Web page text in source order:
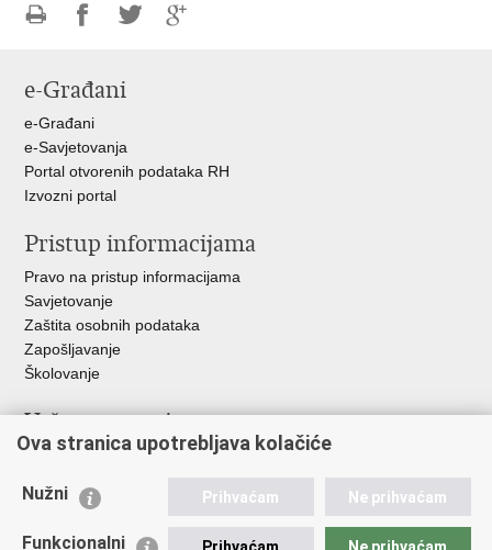
FacebookuTwitteru
e-Građani
e-Građani
e-Savjetovanja
Portal otvorenih podataka RH
Izvozni portal
Pristup informacijama
Pravo na pristup informacijama
Savjetovanje
Zaštita osobnih podataka
Zapošljavanje
Školovanje
Važne poveznice
Ministarstvo unutarnjih poslova
Udruge
Ova stranica upotrebljava kolačiće
Nužni Prihvaćam Ne prihvaćam
Funkcionalni Prihvaćam Ne prihvaćam